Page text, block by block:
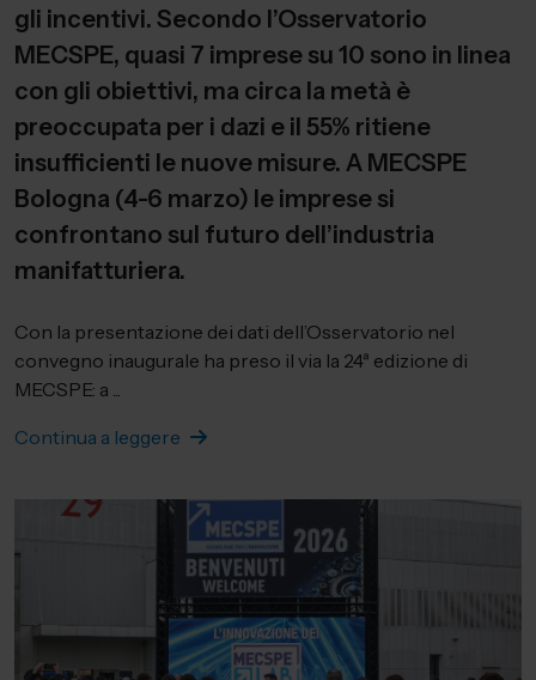
gli incentivi. Secondo l’Osservatorio
MECSPE, quasi 7 imprese su 10 sono in linea
con gli obiettivi, ma circa la metà è
preoccupata per i dazi e il 55% ritiene
insufficienti le nuove misure. A MECSPE
Bologna (4-6 marzo) le imprese si
confrontano sul futuro dell’industria
manifatturiera.
Con la presentazione dei dati dell’Osservatorio nel
convegno inaugurale ha preso il via la 24ª edizione di
MECSPE: a ...
Continua a leggere